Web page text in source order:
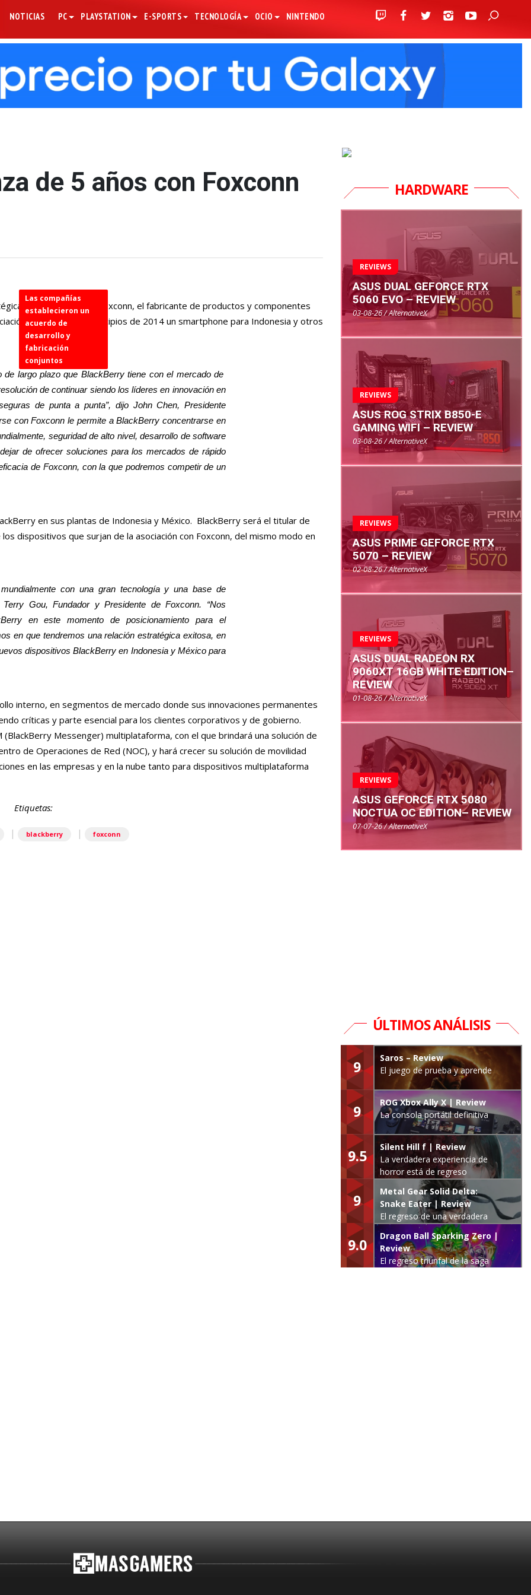
NOTICIAS PC PLAYSTATION E-SPORTS TECNOLOGÍA OCIO NINTENDO
de 5 años con Foxconn
Las compañías
establecieron un
acuerdo de
desarrollo y
fabricación
conjuntos
de cinco años con Foxconn, el fabricante de productos y componentes
será ofrecer a principios de 2014 un smartphone para Indonesia y otros
de largo plazo que BlackBerry tiene con el mercado de
de continuar siendo los líderes en innovación en
de punta a punta”, dijo John Chen, Presidente
con Foxconn le permite a BlackBerry concentrarse en
seguridad de alto nivel, desarrollo de software
de ofrecer soluciones para los mercados de rápido
de Foxconn, con la que podremos competir de un
en sus plantas de Indonesia y México. BlackBerry será el titular de
dispositivos que surjan de la asociación con Foxconn, del mismo modo en
con una gran tecnología y una base de
Gou, Fundador y Presidente de Foxconn. “Nos
en este momento de posicionamiento para el
en que tendremos una relación estratégica exitosa, en
dispositivos BlackBerry en Indonesia y México para
interno, en segmentos de mercado donde sus innovaciones permanentes
críticas y parte esencial para los clientes corporativos y de gobierno.
Messenger) multiplataforma, con el que brindará una solución de
de Operaciones de Red (NOC), y hará crecer su solución de movilidad
en las empresas y en la nube tanto para dispositivos multiplataforma
Etiquetas:
| blackberry | foxconn
HARDWARE
REVIEWS
ASUS DUAL GEFORCE RTX
5060 EVO – REVIEW
03-08-26 / AlternativeX
REVIEWS
ASUS ROG STRIX B850-E
GAMING WIFI – REVIEW
03-08-26 / AlternativeX
REVIEWS
ASUS PRIME GEFORCE RTX
5070 – REVIEW
02-08-26 / AlternativeX
REVIEWS
ASUS DUAL RADEON RX
9060XT 16GB WHITE EDITION–
REVIEW
01-08-26 / AlternativeX
REVIEWS
ASUS GEFORCE RTX 5080
NOCTUA OC EDITION– REVIEW
07-07-26 / AlternativeX
ÚLTIMOS ANÁLISIS
9
Saros – Review
El juego de prueba y aprende
9
ROG Xbox Ally X | Review
La consola portátil definitiva
9.5
Silent Hill f | Review
La verdadera experiencia de
horror está de regreso
9
Metal Gear Solid Delta:
Snake Eater | Review
El regreso de una verdadera
leyenda
9.0
Dragon Ball Sparking Zero |
Review
El regreso triunfal de la saga